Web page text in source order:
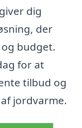
dig
der
budget.
for at
tilbud og
jordvarme.